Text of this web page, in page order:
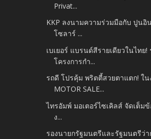
Privat...
KKP ลงนามความร่วมมือกับ ปูนอิ
โซลาร์ ...
เบเยอร์ แบรนด์สีรายเดียวในไทย
โครงการกำ...
รถดี โปรคุ้ม พริตตี้สวยตาแตก! ใน
MOTOR SALE...
ไทรอัมพ์ มอเตอร์ไซเคิลส์ จัดเต็ม
ง...
รองนายกรัฐมนตรีและรัฐมนตรีว่า